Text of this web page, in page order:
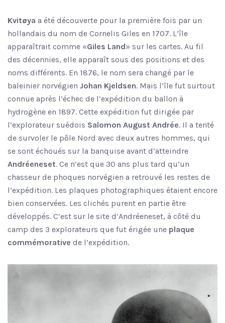
Kvitøya a été découverte pour la première fois par un
hollandais du nom de Cornelis Giles en 1707. L’île
apparaîtrait comme «Giles Land» sur les cartes. Au fil
des décennies, elle apparaît sous des positions et des
noms différents. En 1876, le nom sera changé par le
baleinier norvégien Johan Kjeldsen. Mais l’île fut surtout
connue après l’échec de l’expédition du ballon à
hydrogène en 1897. Cette expédition fut dirigée par
l’explorateur suédois Salomon August Andrée. Il a tenté
de survoler le pôle Nord avec deux autres hommes, qui
se sont échoués sur la banquise avant d’atteindre
Andréeneset. Ce n’est que 30 ans plus tard qu’un
chasseur de phoques norvégien a retrouvé les restes de
l’expédition. Les plaques photographiques étaient encore
bien conservées. Les clichés purent en partie être
développés. C’est sur le site d’Andréeneset, à côté du
camp des 3 explorateurs que fut érigée une plaque
commémorative de l’expédition.